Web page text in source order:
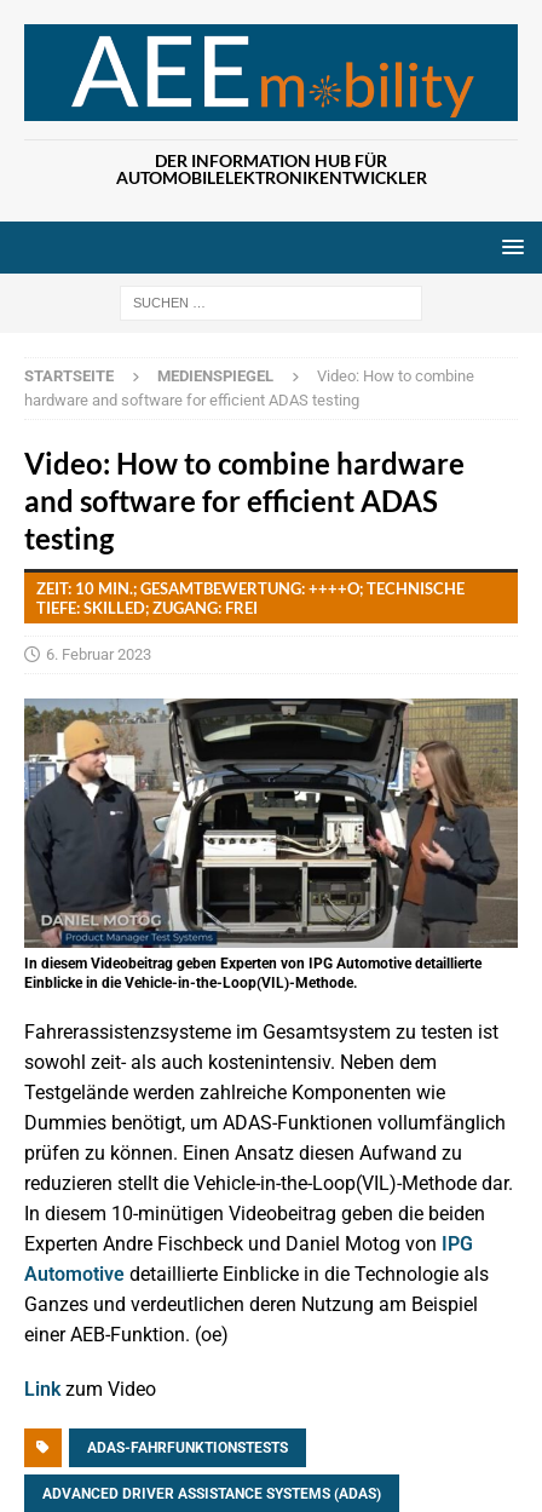
DER INFORMATION HUB FÜR
AUTOMOBILELEKTRONIKENTWICKLER
STARTSEITE MEDIENSPIEGEL
Video: How to combine
hardware and software for efficient ADAS testing
Video: How to combine hardware
and software for efficient ADAS
testing
ZEIT: 10 MIN.; GESAMTBEWERTUNG: ++++O; TECHNISCHE
TIEFE: SKILLED; ZUGANG: FREI
6. Februar 2023
In diesem Videobeitrag geben Experten von IPG Automotive detaillierte
Einblicke in die Vehicle-in-the-Loop(VIL)-Methode.
Fahrerassistenzsysteme im Gesamtsystem zu testen ist
sowohl zeit- als auch kostenintensiv. Neben dem
Testgelände werden zahlreiche Komponenten wie
Dummies benötigt, um ADAS-Funktionen vollumfänglich
prüfen zu können. Einen Ansatz diesen Aufwand zu
reduzieren stellt die Vehicle-in-the-Loop(VIL)-Methode dar.
In diesem 10-minütigen Videobeitrag geben die beiden
Experten Andre Fischbeck und Daniel Motog von IPG
Automotive detaillierte Einblicke in die Technologie als
Ganzes und verdeutlichen deren Nutzung am Beispiel
einer AEB-Funktion. (oe)
Linkzum Video
ADAS-FAHRFUNKTIONSTESTS
ADVANCED DRIVER ASSISTANCE SYSTEMS (ADAS)